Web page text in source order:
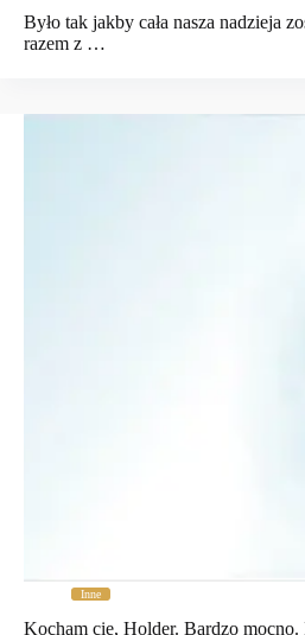
Było tak jakby cała nasza nadzieja
razem z …
Inne
Kocham cię, Holder. Bardzo